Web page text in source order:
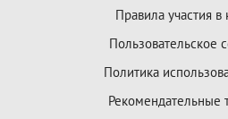
Правила участия в
Пользовательское
Политика
Рекомендательные